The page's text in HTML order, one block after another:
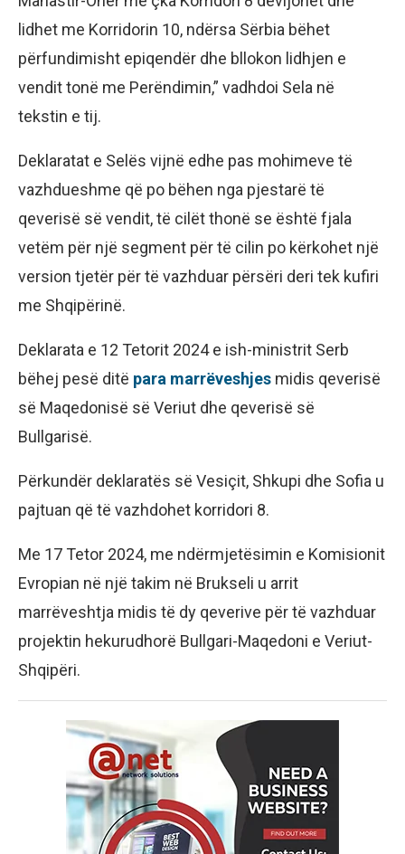
lidhet me Korridorin 10, ndërsa Sërbia bëhet
përfundimisht epiqendër dhe bllokon lidhjen e
vendit tonë me Perëndimin,” vadhdoi Sela në
tekstin e tij.
Deklaratat e Selës vijnë edhe pas mohimeve të
vazhdueshme që po bëhen nga pjestarë të
qeverisë së vendit, të cilët thonë se është fjala
vetëm për një segment për të cilin po kërkohet një
version tjetër për të vazhduar përsëri deri tek kufiri
me Shqipërinë.
Deklarata e 12 Tetorit 2024 e ish-ministrit Serb
bëhej pesë ditë para marrëveshjes midis qeverisë
së Maqedonisë së Veriut dhe qeverisë së
Bullgarisë.
Përkundër deklaratës së Vesiçit, Shkupi dhe Sofia u
pajtuan që të vazhdohet korridori 8.
Me 17 Tetor 2024, me ndërmjetësimin e Komisionit
Evropian në një takim në Brukseli u arrit
marrëveshtja midis të dy qeverive për të vazhduar
projektin hekurudhorë Bullgari-Maqedoni e Veriut-
Shqipëri.